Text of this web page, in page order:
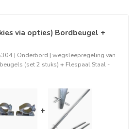
via opties) Bordbeugel +
| Onderbord | wegsleepregeling van
(set 2 stuks) + Flespaal Staal -
+